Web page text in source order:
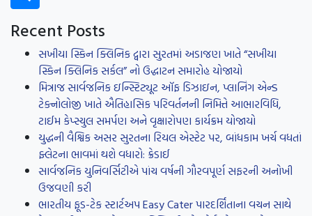
Recent Posts
સખીયા સ્કિન ક્લિનિક દ્વારા સુરતમાં અડાજણ ખાતે “સખીયા
સ્કિન ક્લિનિક સર્કલ” નો ઉદ્ધાટન સમારોહ યોજાયો
મિત્રાજ સાર્વજનિક ઇન્સ્ટિટ્યૂટ ઑફ ડિઝાઇન, પ્લાનિંગ એન્ડ
ટેક્નોલોજી ખાતે ઐતિહાસિક પરિવર્તનની નિમિત્તે આભારવિધિ,
ટાઈમ કેપ્સ્યુલ સમર્પણ અને વૃક્ષારોપણ કાર્યક્રમ યોજાયો
યુદ્ધની વૈશ્વિક અસર સુરતના રિયલ એસ્ટેટ પર, બાંધકામ ખર્ચ વધતાં
ફ્લેટના ભાવમાં થશે વધારો: ક્રેડાઈ
સાર્વજનિક યુનિવર્સિટીએ પાંચ વર્ષની ગૌરવપૂર્ણ સફરની અનોખી
ઉજવણી કરી
ભારતીય ફૂડ-ટેક સ્ટાર્ટઅપ Easy Cater પારદર્શિતાના વચન સાથે